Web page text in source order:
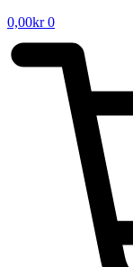
0,00kr 0